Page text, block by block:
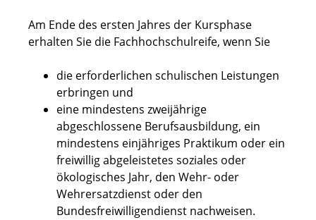
Am Ende des ersten Jahres der Kursphase
erhalten Sie die Fachhochschulreife, wenn Sie
die erforderlichen schulischen Leistungen
erbringen und
eine mindestens zweijährige
abgeschlossene Berufsausbildung, ein
mindestens einjähriges Praktikum oder ein
freiwillig abgeleistetes soziales oder
ökologisches Jahr, den Wehr- oder
Wehrersatzdienst oder den
Bundesfreiwilligendienst nachweisen.